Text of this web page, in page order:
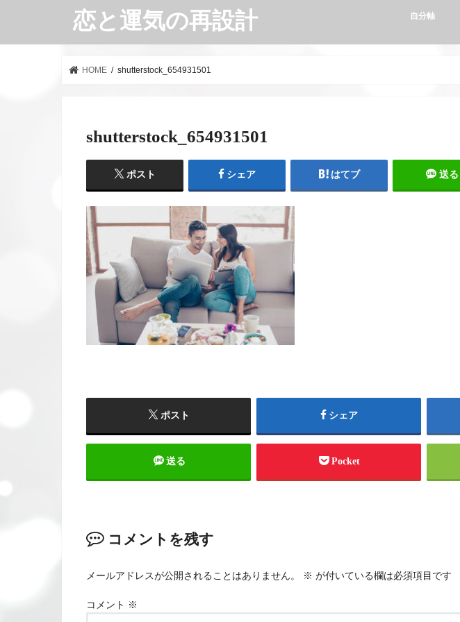
恋と運気の再設計 自分軸
HOME shutterstock_654931501
shutterstock_654931501
ポスト シェア はてブ 送る
ポスト シェア
送る Pocket
コメントを残す
メールアドレスが公開されることはありません。 ※ が付いている欄は必須項目です
コメント ※